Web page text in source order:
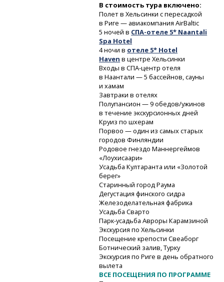
В стоимость тура включено:
Полет в Хельсинки с пересадкой
в Риге — авиакомпания AirBaltic
5 ночейв СПА-отеле 5* Naantali
Spa Hotel
4 ночи в отеле 5* Hotel
Haven в центре Хельсинки
Входыв СПА-центр отеля
в Наантали — 5 бассейнов, сауны
и хамам
Завтраки в отелях
Полупансион — 9 обедов/ужинов
в течение экскурсионных дней
Круиз по шхерам
Порвоо — один из самых старых
городов Финляндии
Родовое гнездо Маннергеймов
«Лоухисаари»
Усадьба Култаранта или «Золотой
берег»
Старинный город Раума
Дегустация финского сидра
Железоделательная фабрика
Усадьба Сварто
Парк-усадьба Авроры Карамзиной
Экскурсия по Хельсинки
Посещение крепости Свеаборг
Ботнический залив, Турку
Экскурсия по Риге в день обратного
вылета
ВСЕ ПОСЕЩЕНИЯ ПО ПРОГРАММЕ